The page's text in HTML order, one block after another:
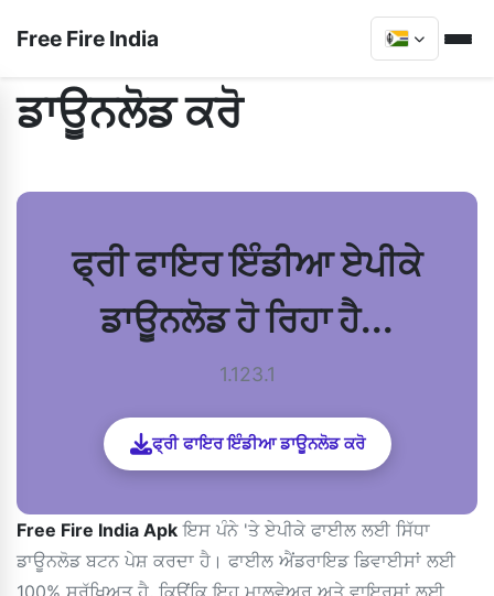
Free Fire India
ਡਾਊਨਲੋਡ ਕਰੋ
ਫ੍ਰੀ ਫਾਇਰ ਇੰਡੀਆ ਏਪੀਕੇ
ਡਾਊਨਲੋਡ ਹੋ ਰਿਹਾ ਹੈ...
1.123.1
ਫ੍ਰੀ ਫਾਇਰ ਇੰਡੀਆ ਡਾਊਨਲੋਡ ਕਰੋ
Free Fire India Apk ਇਸ ਪੰਨੇ 'ਤੇ ਏਪੀਕੇ ਫਾਈਲ ਲਈ ਸਿੱਧਾ
ਡਾਊਨਲੋਡ ਬਟਨ ਪੇਸ਼ ਕਰਦਾ ਹੈ। ਫਾਈਲ ਐਂਡਰਾਇਡ ਡਿਵਾਈਸਾਂ ਲਈ
100% ਸੁਰੱਖਿਅਤ ਹੈ, ਕਿਉਂਕਿ ਇਹ ਮਾਲਵੇਅਰ ਅਤੇ ਵਾਇਰਸਾਂ ਲਈ